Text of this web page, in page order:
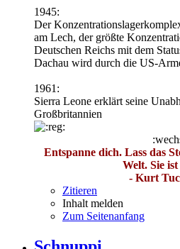
1945:
Der
am Lech, der größte
Deutschen Reichs mit dem
Dachau wird durch die US-
1961:
Sierra Leone erklärt seine
Großbritannien
Entspanne dich. Lass das
Welt. Sie ist
- Kurt
Zitieren
Inhalt melden
Zum Seitenanfang